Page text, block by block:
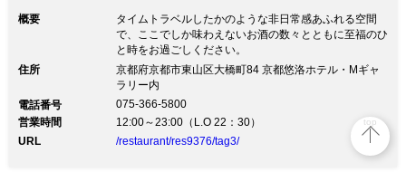
ンスターを集めた「Monster Mush」で
す。ハロウィンに、ミニモンスターたち
が集まってパーティーをする楽しいイベ
ントを描いたスイーツが勢ぞろいしま
す。 さらに嬉しい「シャンパーニュ
概要
タイムトラベルしたかのような非日常感あふれる空間
で、ここでしか味わえないお酒の数々とともに至福のひ
と時をお過ごしください。
住所
京都府京都市東山区大橋町84 京都悠洛ホテル・Mギャ
ラリー内
電話番号
075-366-5800
営業時間
12:00～23:00（L.O 22：30）
URL
/restaurant/res9376/tag3/
top